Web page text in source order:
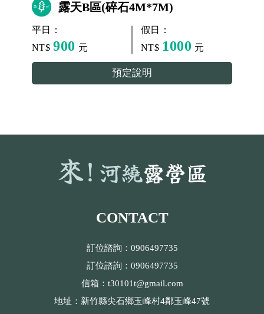
露天B區(碎石4M*7M)
平日：
NT$ 900 元
假日：
NT$ 1000 元
預定說明
CONTACT
訂位諮詢：0906497735
訂位諮詢：0906497735
信箱：t30101t@gmail.com
地址：新竹縣尖石鄉玉峰村4鄰玉峰47號